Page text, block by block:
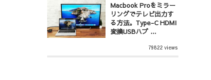
Macbook Proをミラー
リングでテレビ出力す
る方法。Type-C HDMI
変換USBハブ ...
79822 views